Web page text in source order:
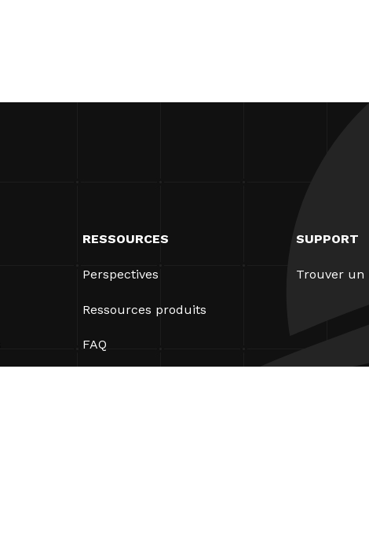
RESSOURCES
Perspectives
Ressources produits
FAQ
SUPPORT
Trouver un